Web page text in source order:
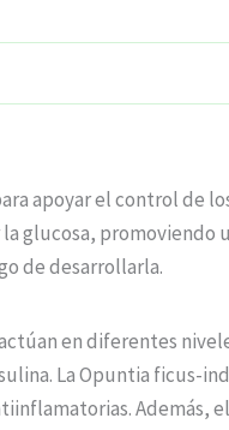
apoyar el control de
glucosa,
de desarrollarla.
en diferentes
La Opuntia ficus-
Además,